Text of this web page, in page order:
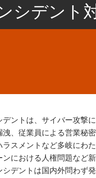
シデント
ントは、サイバー攻撃
、従業員による営業秘
ラスメントなど多岐にわ
ンにおける人権問題など
デントは国内外問わず